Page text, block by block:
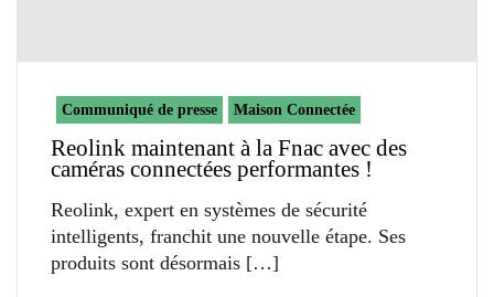
Communiqué de presse Maison Connectée
Reolink maintenant à la Fnac avec des
caméras connectées performantes !
Reolink, expert en systèmes de sécurité
intelligents, franchit une nouvelle étape. Ses
produits sont désormais